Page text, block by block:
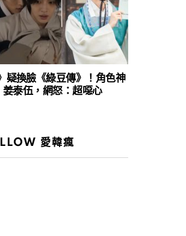
疑換臉《綠豆傳》！角色神
泰伍，網怒：超噁心
愛韓瘋